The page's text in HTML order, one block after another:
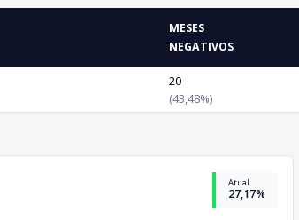
MESES
NEGATIVOS
20
(43,48%)
Atual
27,17%